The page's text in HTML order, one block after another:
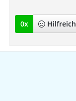
0x Hilfreich